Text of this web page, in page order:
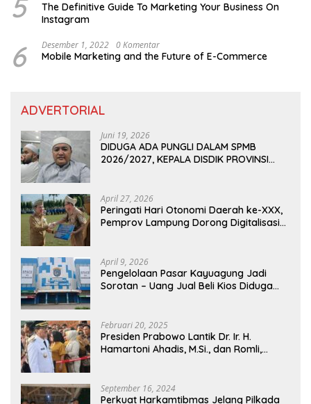
The Definitive Guide To Marketing Your Business On
Instagram
6 Desember 1, 2022 0 Komentar
Mobile Marketing and the Future of E-Commerce
ADVERTORIAL
Juni 19, 2026
DIDUGA ADA PUNGLI DALAM SPMB
2026/2027, KEPALA DISDIK PROVINSI
April 27, 2026
Peringati Hari Otonomi Daerah ke-XXX,
Pemprov Lampung Dorong Digitalisasi
April 9, 2026
Pengelolaan Pasar Kayuagung Jadi
Sorotan – Uang Jual Beli Kios Diduga
Februari 20, 2025
Presiden Prabowo Lantik Dr. Ir. H.
Hamartoni Ahadis, M.Si., dan Romli,
2025-2030 Di Istana Negara
September 16, 2024
Perkuat Harkamtibmas Jelang Pilkada